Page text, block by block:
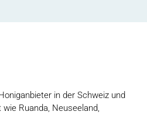
in der Schweiz und
Ruanda, Neuseeland,